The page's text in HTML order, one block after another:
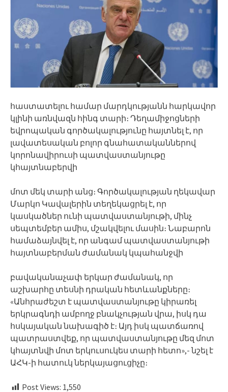
հաստատելու համար մարդկությանն հարկավոր
կլինի առնվազն հինգ տարի։ Դեղամիջոցների
եվրոպական գործակալությունը հայտնել է, որ
լավատեսական բոլոր գնահատականներով
կորոնավիրուսի պատվաստանյութը
կհայտնաբերվի
մոտ մեկ տարի անց։ Գործակալության ղեկավար
Մարկո Կավալերին տեղեկացրել է, որ
կասկածներ ունի պատվաստանյութի, մինչ
սեպտեմբեր ամիս, մշակվելու մասին։ Նաբարոն
համաձայնվել է, որ անգամ պատվաստանյութի
հայտնաբերման ժամանակ կպահանջվի
բավականաչափ երկար ժամանակ, որ
աշխարհը տեսնի դրական հետևանքները։
«Անհրաժեշտ է պատվաստանյութը կիրառել
երկրագնդի ամբողջ բնակչության վրա, իսկ դա
հսկայական նախագիծ է։ Այդ իսկ պատճառով
պատրաստվեք, որ պատվաստանյութը մեզ մոտ
կհայտնվի մոտ երկուսուկես տարի հետո»,- նշել է
ԱՀԿ-ի հատուկ ներկայացուցիչը։
Post Views: 1,550